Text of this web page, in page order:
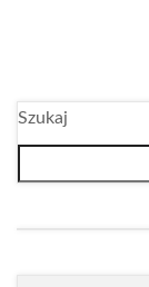
Szukaj